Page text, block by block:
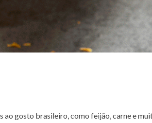
ao gosto brasileiro, como feijão, carne e